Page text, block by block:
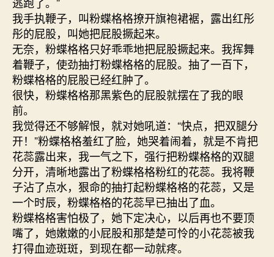
我手执鞭子，叫粉蝶格格撩开旗袍裙裾，露出红彤
彤的屁股，叫她把屁股撅起来。
无奈，粉蝶格格只好乖乖地把屁股撅起来。我挥舞
着鞭子，使劲抽打粉蝶格格的屁股。抽了一百下，
粉蝶格格的屁股已经红肿了。
很快，粉蝶格格那黑紫色的屁股就摆在了我的眼
前。
我觉得还不够解恨，就对她吼道：“快点，把双腿分
开！”粉蝶格格羞红了脸，她哭着闹着，就是不肯把
花蕊露出来，我一气之下，强行把粉蝶格格的双腿
分开，清晰地露出了粉蝶格格粉红的花蕊。我将鞭
子沾了点水，狠命的抽打起粉蝶格格的花蕊，又是
一个时辰，粉蝶格格的花蕊早已抽出了血。
粉蝶格格害怕极了，她下定决心，以后再也不要顶
嘴了，她嫩嫩的小屁股和那楚楚可怜的小花蕊被我
打得血迹斑斑，到现在都一动就疼。